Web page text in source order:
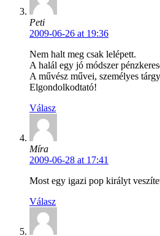
Peti
2009-06-26 at 19:36
Nem halt meg csak lelépett.
A halál egy jó módszer
A művész művei, személyes
Elgondolkodtató!
Válasz
Míra
2009-06-28 at 17:41
Most egy igazi pop királyt
Válasz